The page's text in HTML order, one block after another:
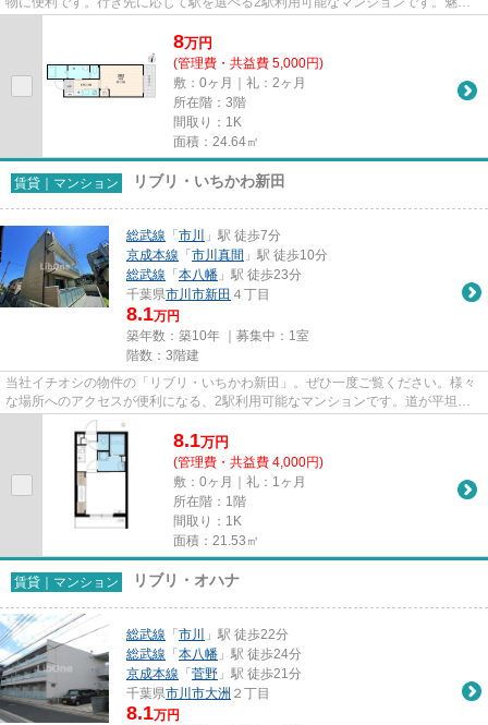
8万円
(管理費・共益費 5,000円)
敷：0ヶ月｜礼：2ヶ月
所在階：3階
間取り：1K
面積：24.64㎡
賃貸｜マンション リブリ・いちかわ新田
総武線 「 市川
」駅 徒歩7分
京成本線 「 市川真間 」駅 徒歩10分
総武線 「 本八幡 」駅 徒歩23分
千葉県市川市新田 ４丁目
8.1万円
築年数：築10年 ｜募集中： 1室
階数：3階建
当社イチオシの物件の「リブリ・いちかわ新田」。ぜひ一度ご覧ください。様々
な場所へのアクセスが便利になる、2駅利用可能なマンションです。道が平坦だ
と買い物も快適にできますね。...
8.1万円
(管理費・共益費 4,000円)
敷：0ヶ月｜礼：1ヶ月
所在階：1階
間取り：1K
面積：21.53㎡
賃貸｜マンション リブリ・オハナ
総武線 「 市川
」駅 徒歩22分
総武線 「 本八幡 」駅 徒歩24分
京成本線 「 菅野 」駅 徒歩21分
千葉県市川市大洲 ２丁目
8.1万円